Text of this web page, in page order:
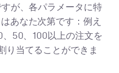
が、各パラメータに特
あなた次第です：例え
50、100以上の注文を
り当てることができま